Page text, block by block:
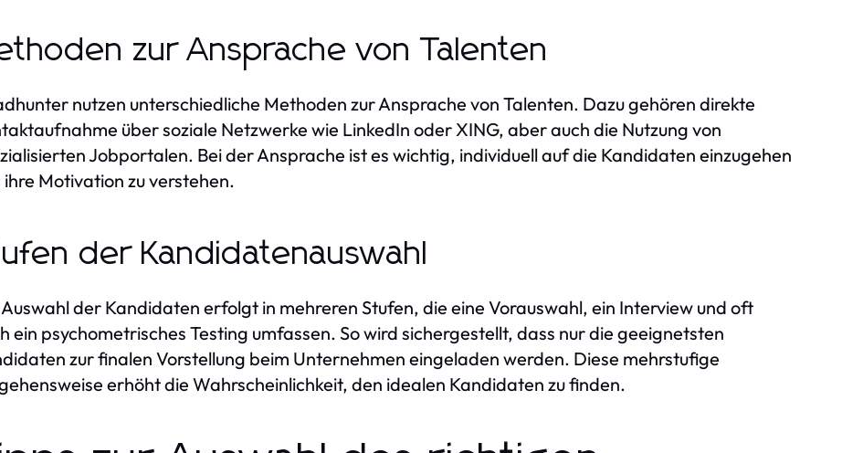
zur Ansprache von Talenten
nutzen unterschiedliche Methoden zur Ansprache von Talenten. Dazu gehören direkte
über soziale Netzwerke wie LinkedIn oder XING, aber auch die Nutzung von
Jobportalen. Bei der Ansprache ist es wichtig, individuell auf die Kandidaten einzugehen
ihre Motivation zu verstehen.
der Kandidatenauswahl
der Kandidaten erfolgt in mehreren Stufen, die eine Vorauswahl, ein Interview und oft
ein psychometrisches Testing umfassen. So wird sichergestellt, dass nur die geeignetsten
zur finalen Vorstellung beim Unternehmen eingeladen werden. Diese mehrstufige
erhöht die Wahrscheinlichkeit, den idealen Kandidaten zu finden.